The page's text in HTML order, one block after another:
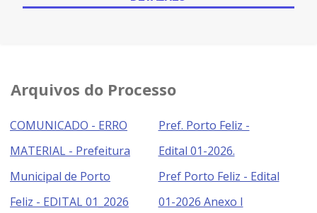
Arquivos do Processo
COMUNICADO - ERRO
MATERIAL - Prefeitura
Municipal de Porto
Feliz - EDITAL 01_2026
Pref. Porto Feliz -
Edital 01-2026.
Pref Porto Feliz - Edital
01-2026 Anexo I